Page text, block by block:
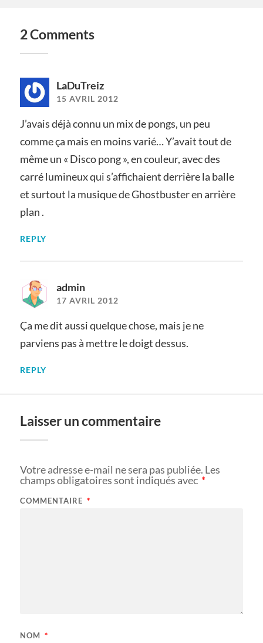
2 Comments
LaDuTreiz
15 AVRIL 2012
J’avais déjà connu un mix de pongs, un peu
comme ça mais en moins varié… Y’avait tout de
même un « Disco pong », en couleur, avec des
carré lumineux qui s’affichaient derrière la balle
et surtout la musique de Ghostbuster en arrière
plan .
REPLY
admin
17 AVRIL 2012
Ça me dit aussi quelque chose, mais je ne
parviens pas à mettre le doigt dessus.
REPLY
Laisser un commentaire
Votre adresse e-mail ne sera pas publiée. Les
champs obligatoires sont indiqués avec *
COMMENTAIRE *
NOM *